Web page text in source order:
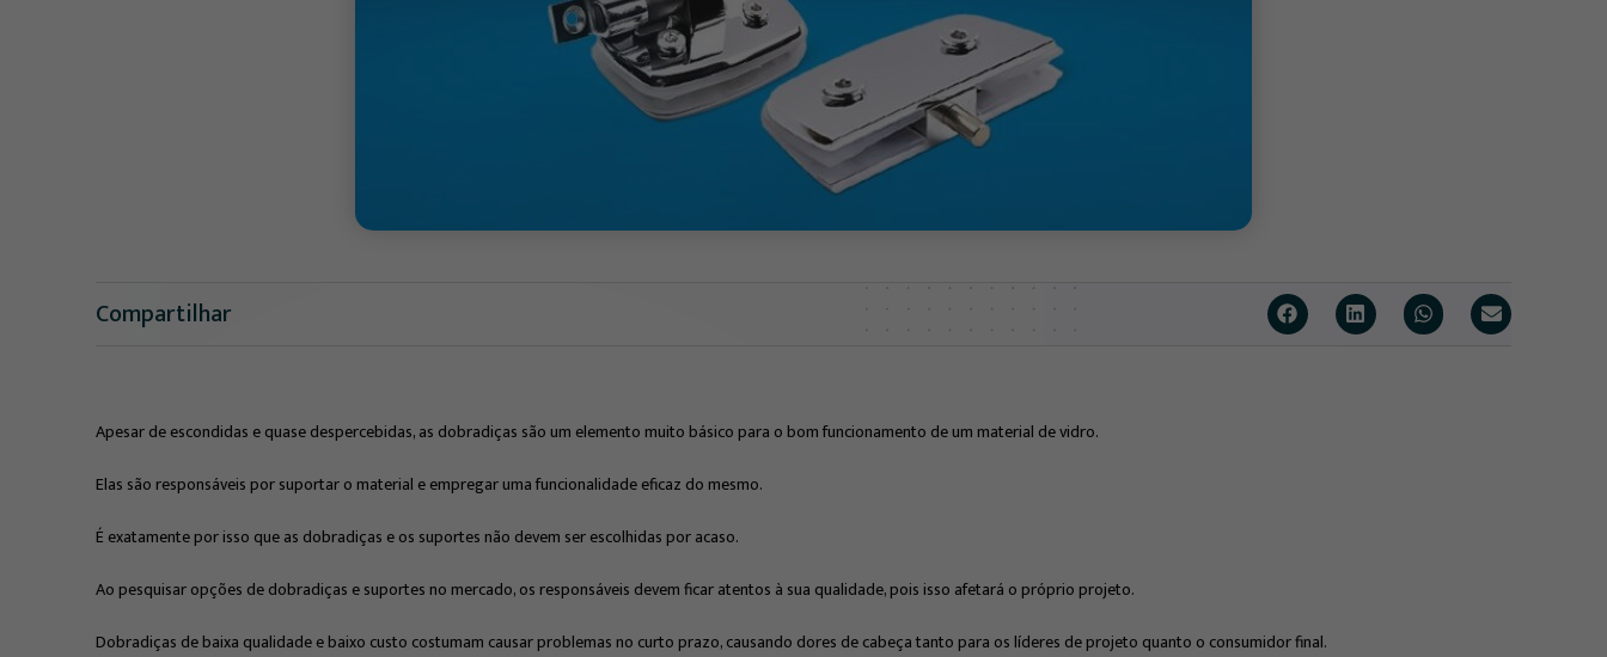
Compartilhar
Apesar de escondidas e quase despercebidas, as dobradiças são um elemento muito básico para o bom funcionamento de um material de vidro.
Elas são responsáveis por suportar o material e empregar uma funcionalidade eficaz do mesmo.
É exatamente por isso que as dobradiças e os suportes não devem ser escolhidas por acaso.
Ao pesquisar opções de dobradiças e suportes no mercado, os responsáveis ​​devem ficar atentos à sua qualidade, pois isso afetará o próprio projeto.
Dobradiças de baixa qualidade e baixo custo costumam causar problemas no curto prazo, causando dores de cabeça tanto para os líderes de projeto quanto o consumidor final.